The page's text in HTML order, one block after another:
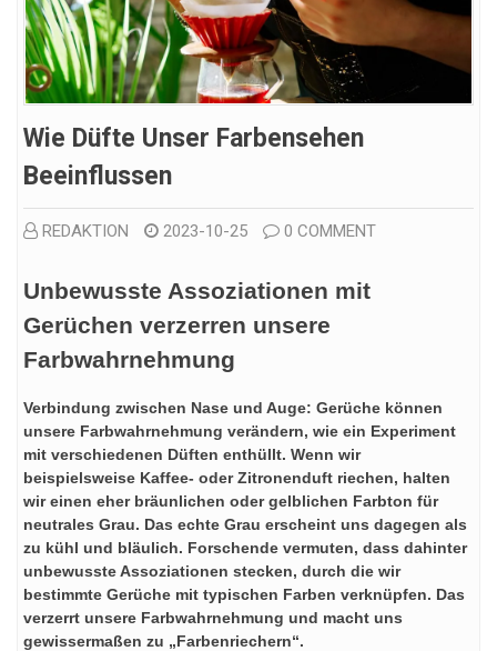
Wie Düfte Unser Farbensehen
Beeinflussen
REDAKTION 2023-10-25 0 COMMENT
Unbewusste Assoziationen mit
Gerüchen verzerren unsere
Farbwahrnehmung
Verbindung zwischen Nase und Auge: Gerüche können
unsere Farbwahrnehmung verändern, wie ein Experiment
mit verschiedenen Düften enthüllt. Wenn wir
beispielsweise Kaffee- oder Zitronenduft riechen, halten
wir einen eher bräunlichen oder gelblichen Farbton für
neutrales Grau. Das echte Grau erscheint uns dagegen als
zu kühl und bläulich. Forschende vermuten, dass dahinter
unbewusste Assoziationen stecken, durch die wir
bestimmte Gerüche mit typischen Farben verknüpfen. Das
verzerrt unsere Farbwahrnehmung und macht uns
gewissermaßen zu „Farbenriechern“.